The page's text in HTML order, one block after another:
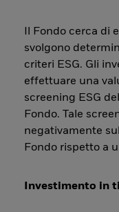
Il Fondo cerca di
svolgono
criteri ESG. Gli
effettuare una
screening ESG
Fondo. Tale
negativamente
Fondo rispetto a
Investimento in